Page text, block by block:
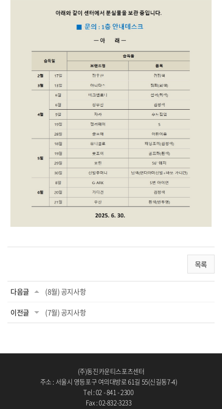
목록
다음글 (8월) 공지사항
이전글 (7월) 공지사항
(주)동진카운티스포츠센터
주소 : 서울시 영등포구 여의대방로 61길 55(신길동7-4)
Tel : 02 - 841 - 2300
Fax : 02-832-3233